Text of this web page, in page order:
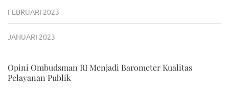
FEBRUARI 2023
JANUARI 2023
Opini Ombudsman RI Menjadi Barometer Kualitas
Pelayanan Publik